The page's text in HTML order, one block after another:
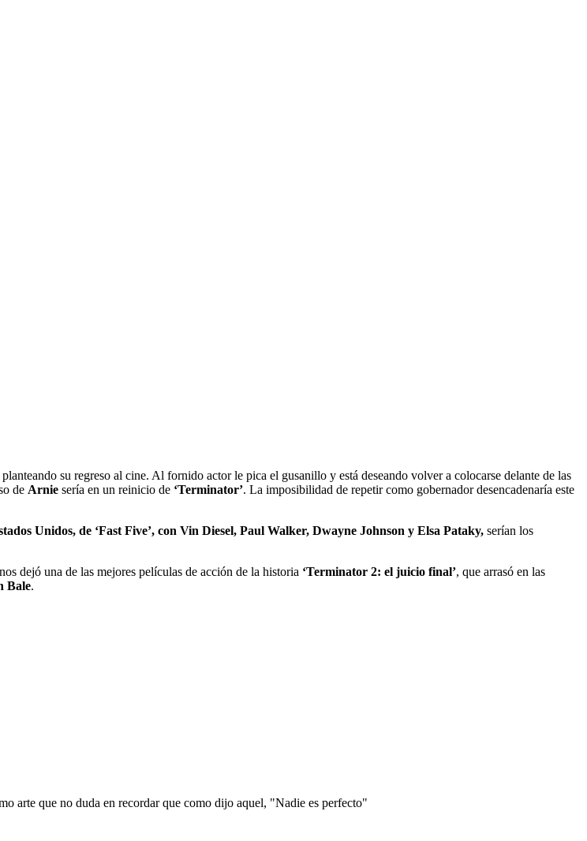
planteando su regreso al cine. Al fornido actor le pica el gusanillo y está deseando volver a colocarse delante de las
de Arnie sería en un reinicio de ‘Terminator’. La imposibilidad de repetir como gobernador desencadenaría este
Unidos, de ‘Fast Five’, con Vin Diesel, Paul Walker, Dwayne Johnson y Elsa Pataky, serían los
dejó una de las mejores películas de acción de la historia ‘Terminator 2: el juicio final’, que arrasó en las
Bale.
arte que no duda en recordar que como dijo aquel, "Nadie es perfecto"